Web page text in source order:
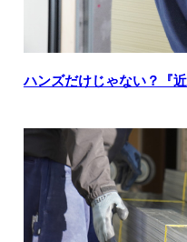
ハンズだけじゃない？『